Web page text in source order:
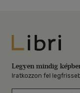
Libri
Legyen mindig
Iratkozzon fel